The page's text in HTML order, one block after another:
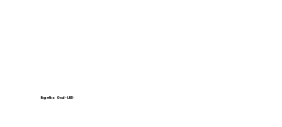
Espelho Oval - LED